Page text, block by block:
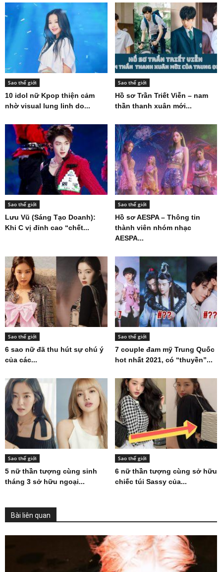
Sao thế giới
10 idol nữ Kpop thiện cảm
nhờ visual lung linh do...
Sao thế giới
Hồ sơ Trần Triết Viễn – nam
thần thanh xuân mới...
Sao thế giới
Lưu Vũ (Sáng Tạo Doanh):
Khi C vị đỉnh cao “chết...
Sao thế giới
Hồ sơ AESPA – Thông tin
thành viên nhóm nhạc
AESPA...
Sao thế giới
6 sao nữ đã thu hút sự chú ý
của các...
Sao thế giới
7 couple đam mỹ Trung Quốc
hot nhất 2021, có “thuyền”...
Sao thế giới
5 nữ thần tượng cùng sinh
tháng 3 sở hữu ngoại...
Sao thế giới
6 nữ thần tượng cùng sở hữu
chiếc túi Sassy của...
Bài liên quan